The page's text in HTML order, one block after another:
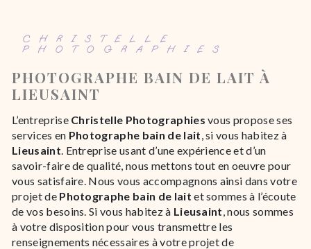
CHRISTELLE
PHOTOGRAPHIES
PHOTOGRAPHE BAIN DE LAIT À
LIEUSAINT
L’entreprise Christelle Photographies vous propose ses
services en Photographe bain de lait, si vous habitez à
Lieusaint. Entreprise usant d’une expérience et d’un
savoir-faire de qualité, nous mettons tout en oeuvre pour
vous satisfaire. Nous vous accompagnons ainsi dans votre
projet de Photographe bain de lait et sommes à l’écoute
de vos besoins. Si vous habitez à Lieusaint, nous sommes
à votre disposition pour vous transmettre les
renseignements nécessaires à votre projet de